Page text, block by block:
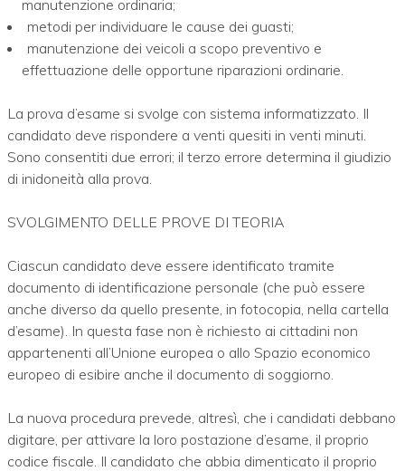
manutenzione ordinaria;
metodi per individuare le cause dei guasti;
manutenzione dei veicoli a scopo preventivo e
effettuazione delle opportune riparazioni ordinarie.
La prova d’esame si svolge con sistema informatizzato. Il
candidato deve rispondere a venti quesiti in venti minuti.
Sono consentiti due errori; il terzo errore determina il giudizio
di inidoneità alla prova.
SVOLGIMENTO DELLE PROVE DI TEORIA
Ciascun candidato deve essere identificato tramite
documento di identificazione personale (che può essere
anche diverso da quello presente, in fotocopia, nella cartella
d’esame). In questa fase non è richiesto ai cittadini non
appartenenti all’Unione europea o allo Spazio economico
europeo di esibire anche il documento di soggiorno.
La nuova procedura prevede, altresì, che i candidati debbano
digitare, per attivare la loro postazione d’esame, il proprio
codice fiscale. Il candidato che abbia dimenticato il proprio